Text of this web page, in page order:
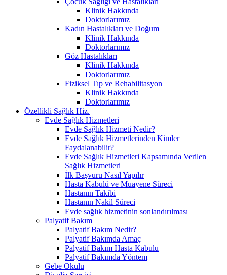
Klinik Hakkında
Doktorlarımız
Kadın Hastalıkları ve Doğum
Klinik Hakkında
Doktorlarımız
Göz Hastalıkları
Klinik Hakkında
Doktorlarımız
Fiziksel Tıp ve Rehabilitasyon
Klinik Hakkında
Doktorlarımız
Özellikli Sağlık Hiz.
Evde Sağlık Hizmetleri
Evde Sağlık Hizmeti Nedir?
Evde Sağlık Hizmetlerinden Kimler
Faydalanabilir?
Evde Sağlık Hizmetleri Kapsamında Verilen
Sağlık Hizmetleri
İlk Başvuru Nasıl Yapılır
Hasta Kabulü ve Muayene Süreci
Hastanın Takibi
Hastanın Nakil Süreci
Evde sağlık hizmetinin sonlandırılması
Palyatif Bakım
Palyatif Bakım Nedir?
Palyatif Bakımda Amaç
Palyatif Bakım Hasta Kabulu
Palyatif Bakımda Yöntem
Gebe Okulu